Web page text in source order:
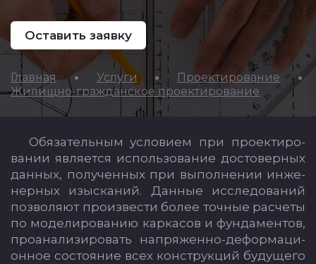
Оставить заявку
Главная Услуги
Проектирование
Жилищно-гражданское проектирование
Обя­за­тель­ным ус­ло­ви­ем при про­ек­ти­ро­
ва­нии яв­ля­ет­ся ис­поль­зо­ва­ние дос­то­вер­ных
дан­ных, по­лу­чен­ных при вы­пол­не­нии ин­же­
нер­ных изыс­ка­ний. Дан­ные ис­сле­до­ва­ний
поз­во­ля­ют про­из­вес­ти бо­лее точ­ные рас­че­ты
по мо­де­ли­ро­ва­нию кар­ка­сов и фун­да­мен­тов,
про­ана­ли­зи­ро­вать нап­ря­жен­но-де­фор­ма­ци­
он­ное сос­то­яние всех конс­трук­ций бу­ду­ще­го